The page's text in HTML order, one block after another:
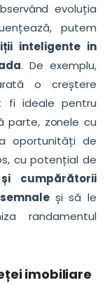
evoluția
putem
inteligente in
. De exemplu,
o creștere
fi ideale pentru
parte, zonele cu
oportunități de
cu potențial de
cumpărătorii
și să le
randamentul
imobiliare